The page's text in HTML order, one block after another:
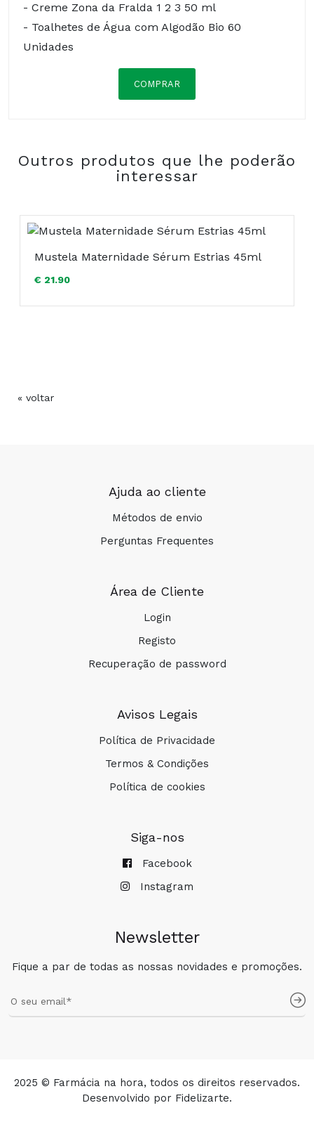
- Creme Zona da Fralda 1 2 3 50 ml
- Toalhetes de Água com Algodão Bio 60
Unidades
COMPRAR
Gel Lavante Suave 200 ml:
Creme Zona da Fralda 1 2 3 50 ml:
COMPRAR
Outros produtos que lhe poderão
interessar
Mustela Maternidade Sérum Estrias 45ml
€ 21.90
« voltar
Ajuda ao cliente
Métodos de envio
Perguntas Frequentes
Área de Cliente
Login
Registo
Recuperação de password
Avisos Legais
Política de Privacidade
Termos & Condições
Política de cookies
Siga-nos
Facebook
Instagram
Newsletter
Fique a par de todas as nossas novidades e promoções.
2025 © Farmácia na hora, todos os direitos reservados.
Desenvolvido por Fidelizarte.